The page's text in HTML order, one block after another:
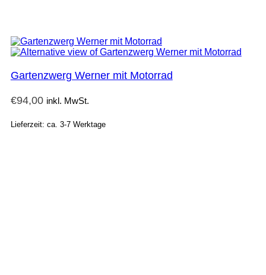
Gartenzwerg Werner mit Motorrad
€94,00 inkl. MwSt.
Lieferzeit: ca. 3-7 Werktage